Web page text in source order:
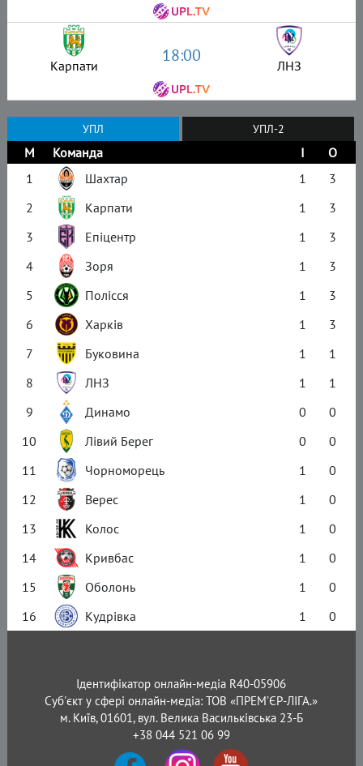
Карпати 18:00 ЛНЗ
УПЛ УПЛ-2
М Команда І
О
1
Шахтар 1
3
2
Карпати 1
3
3
Епіцентр 1
3
4
Зоря 1
3
5
Полісся 1
3
6
Харків 1
3
7
Буковина 1
1
8
ЛНЗ 1
1
9
Динамо 0
0
10
Лівий Берег 0
0
11
Чорноморець 1
0
12
Верес 1
0
13
Колос 1
0
14
Кривбас 1
0
15
Оболонь 1
0
16
Кудрівка 1 0
Ідентифікатор онлайн-медіа R40-05906
Суб'єкт у сфері онлайн-медіа: ТОВ «ПРЕМ’ЄР-ЛІГА.»
м. Київ, 01601, вул. Велика Васильківська 23-Б
+38 044 521 06 99